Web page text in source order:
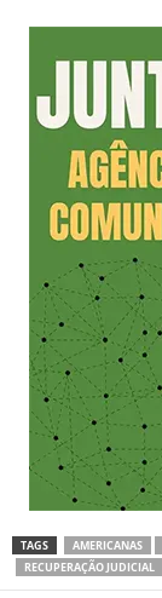
TAGS AMERICANAS
RECUPERAÇÃO JUDICIAL